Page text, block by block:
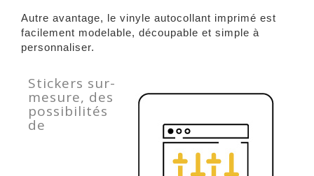
Autre avantage, le vinyle autocollant imprimé est
facilement modelable, découpable et simple à
personnaliser.
Stickers sur-
mesure, des
possibilités
de